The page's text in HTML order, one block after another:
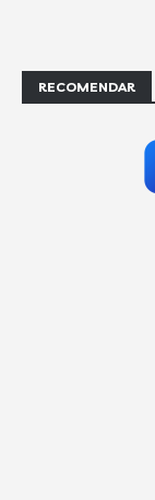
RECOMENDAR